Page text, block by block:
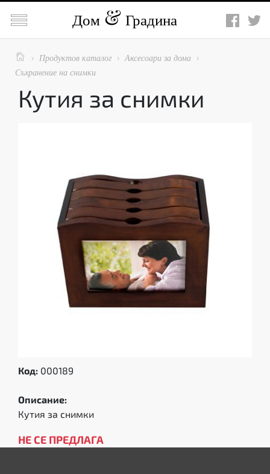
 Дом Градина
  Продуктов каталог  Аксесоари за дома 
Съхранение на снимки
Кутия за снимки
Код: 000189
Описание:
Кутия за снимки
НЕ СЕ ПРЕДЛАГА